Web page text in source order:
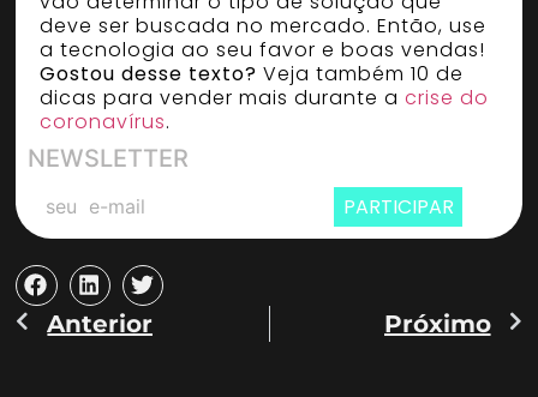
deve ser buscada no mercado. Então, use
a tecnologia ao seu favor e boas vendas!
Gostou desse texto? Veja também 10 de
dicas para vender mais durante acrise do
coronavírus.
NEWSLETTER
PARTICIPAR
Anterior Próximo